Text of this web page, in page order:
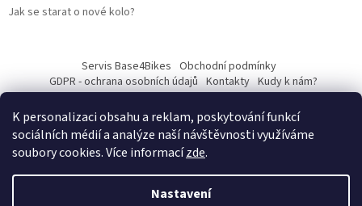
K personalizaci obsahu a reklam, poskytování funkcí
sociálních médií a analýze naší návštěvnosti využíváme
soubory cookies. Více informacízde.
Nastavení
Jak se starat o nové kolo?
Servis Base4Bikes Obchodní podmínky
GDPR - ochrana osobních údajů Kontakty Kudy k nám?
Vytvořil Shoptet
Martin Kostelka – prodbykosta